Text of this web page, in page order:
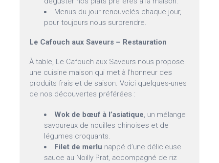
Menus du jour renouvelés chaque jour,
pour toujours nous surprendre.
Le Cafouch aux Saveurs – Restauration
À table, Le Cafouch aux Saveurs nous propose
une cuisine maison qui met à l’honneur des
produits frais et de saison. Voici quelques-unes
de nos découvertes préférées :
Wok de bœuf à l’asiatique, un mélange
savoureux de nouilles chinoises et de
légumes croquants.
Filet de merlu nappé d’une délicieuse
sauce au Noilly Prat, accompagné de riz